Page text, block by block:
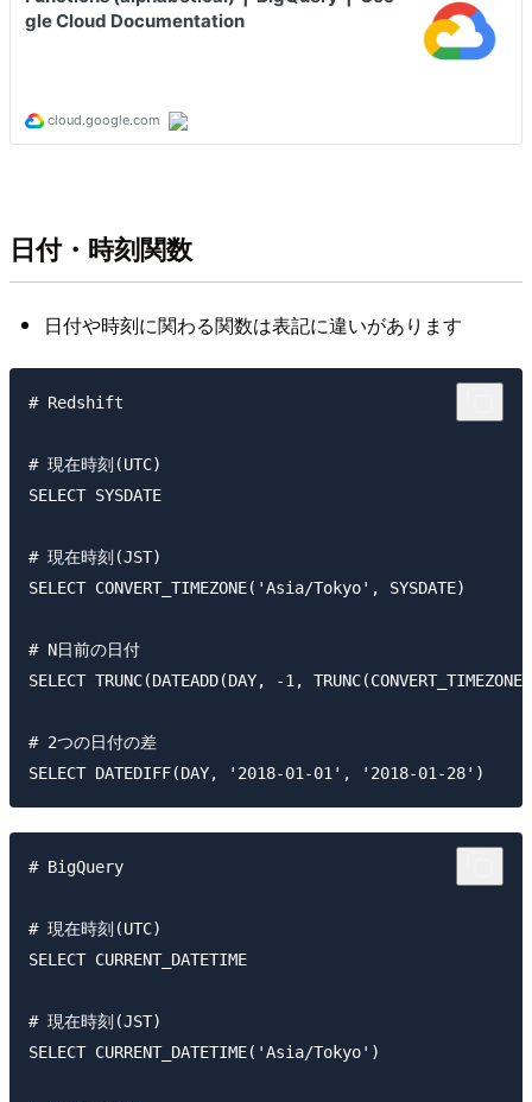
日付・時刻関数
日付や時刻に関わる関数は表記に違いがあります
# Redshift
# 現在時刻(UTC)
SELECT SYSDATE
# 現在時刻(JST)
SELECT CONVERT_TIMEZONE('Asia/Tokyo', SYSDATE)
# N日前の日付
SELECT TRUNC(DATEADD(DAY, -1,
# 2つの日付の差
# BigQuery
# 現在時刻(UTC)
SELECT CURRENT_DATETIME
# 現在時刻(JST)
SELECT CURRENT_DATETIME('Asia/Tokyo')